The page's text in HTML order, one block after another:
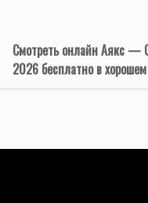
Смотреть онлайн Аякс —
2026 бесплатно в